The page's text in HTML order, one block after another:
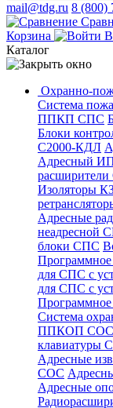
mail@tdg.ru 8 (800)
Корзина
Каталог
Охранно-
Система
ППКП СПС
Блоки
С2000-КДЛ
Адресный
Изоляторы
Адресные
неадресной
блоки СПС
для СПС с
для СПС с
Система
ППКОП СОС
клавиатуры
Адресные
СОС
Адресные